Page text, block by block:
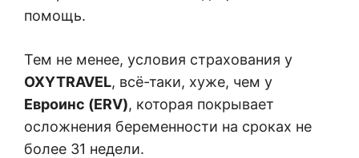
помощь.
Тем не менее, условия страхования у
OXYTRAVEL, всё-таки, хуже, чем у
Евроинс (ERV), которая покрывает
осложнения беременности на сроках не
более 31 недели.